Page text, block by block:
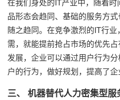
品形态会趋同、基础的服务方
随之趋同。在竞争激烈的IT行
需，就能提前抢占市场的优先
发展，企业可以通过用户行为
户的行为，做好规划，提高了企
三、 机器替代人力密集型服